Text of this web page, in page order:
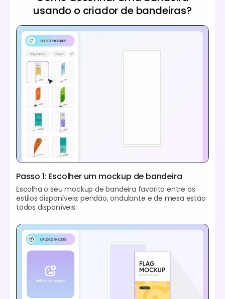
usando o criador de bandeiras?
Passo 1: Escolher um mockup de bandeira
Escolha o seu mockup de bandeira favorito entre os
estilos disponíveis; pendão, ondulante e de mesa estão
todos disponíveis.